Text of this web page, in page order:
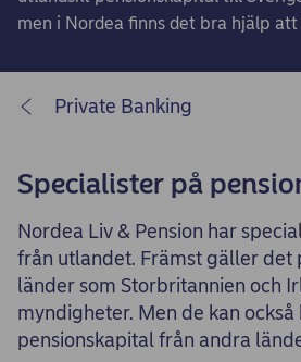
men i Nordea finns det bra hjälp
Private Banking
Specialister på
Nordea Liv & Pension har
från utlandet. Främst gäller det
länder som Storbritannien och
myndigheter. Men de kan
pensionskapital från andra